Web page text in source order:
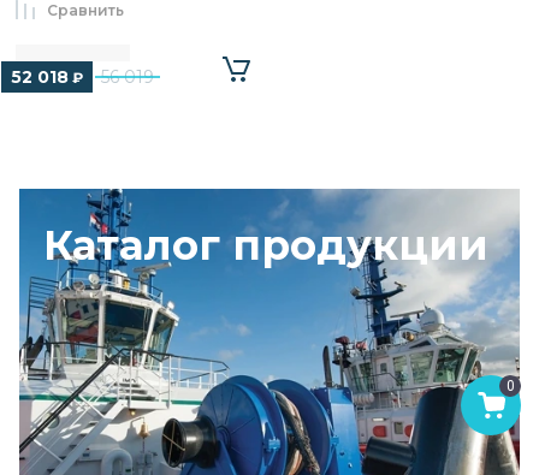
0
Каталог продукции
56 019
52 018 ₽
Сравнить